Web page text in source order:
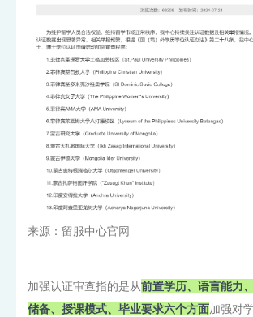
来源：留服中心官网
加强认证审查指的是从前置学历、语言能力
储备、授课模式、毕业要求六个方面加强对